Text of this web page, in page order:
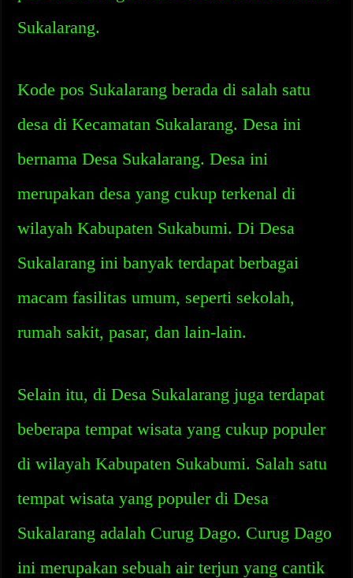
Sukalarang.
Kode pos Sukalarang berada di salah satu
desa di Kecamatan Sukalarang. Desa ini
bernama Desa Sukalarang. Desa ini
merupakan desa yang cukup terkenal di
wilayah Kabupaten Sukabumi. Di Desa
Sukalarang ini banyak terdapat berbagai
macam fasilitas umum, seperti sekolah,
rumah sakit, pasar, dan lain-lain.
Selain itu, di Desa Sukalarang juga terdapat
beberapa tempat wisata yang cukup populer
di wilayah Kabupaten Sukabumi. Salah satu
tempat wisata yang populer di Desa
Sukalarang adalah Curug Dago. Curug Dago
ini merupakan sebuah air terjun yang cantik